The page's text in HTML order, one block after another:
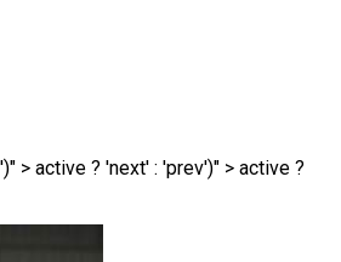
> active ? 'next' : 'prev')" > active ?